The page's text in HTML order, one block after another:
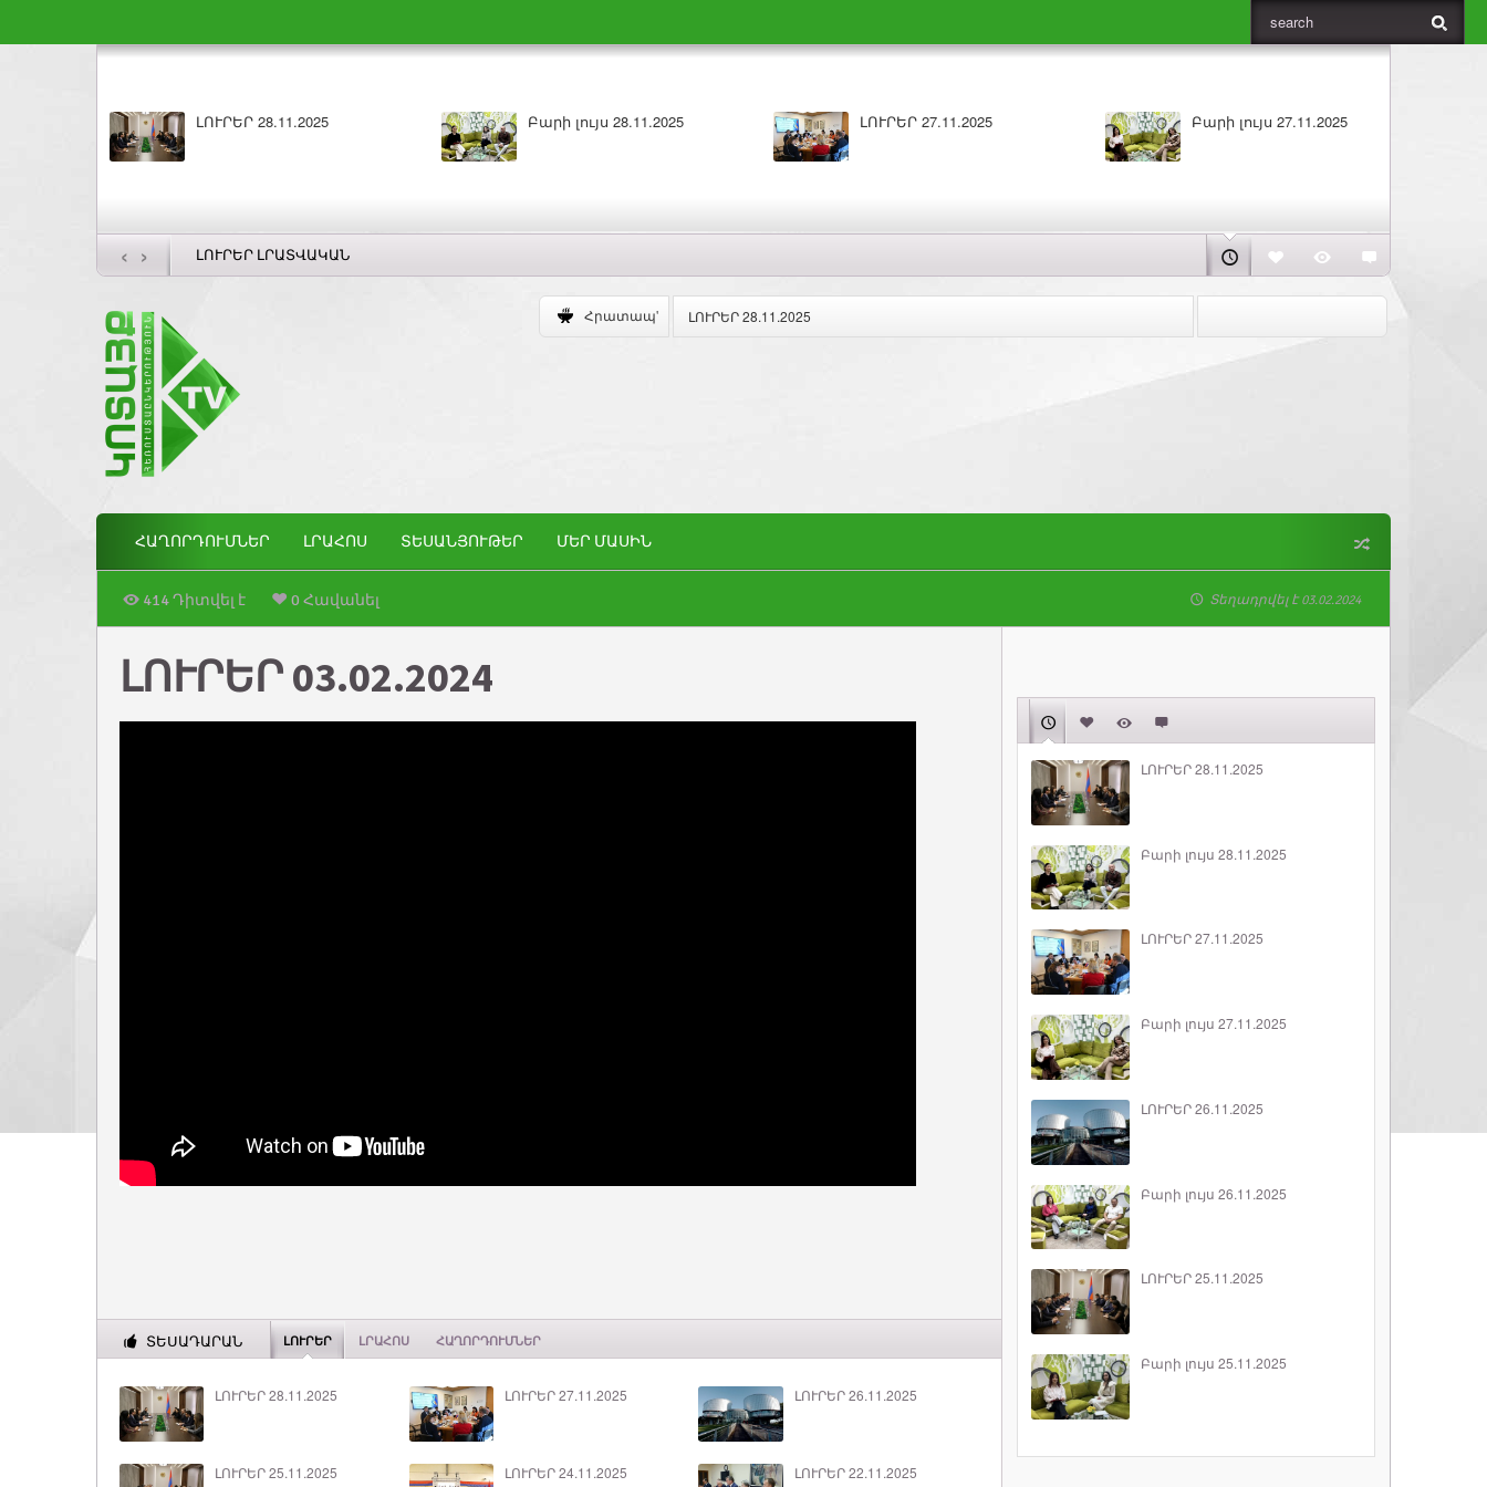
Բարի լույս 28.11.2025 ԼՈՒՐԵՐ 27.11.2025 Բարի լույս 27.11.2025 ԼՈՒՐԵՐ 26.11.2025
‹ › ԼՈՒՐԵՐ ԼՐԱՏՎԱԿԱՆ
Հրատապ' ԼՈՒՐԵՐ 28.11.2025
ՀԱՂՈՐԴՈՒՄՆԵՐ ԼՐԱՀՈՍ ՏԵՍԱՆՅՈՒԹԵՐ ՄԵՐ ՄԱՍԻՆ
414 Դիտվել է 0 Հավանել Տեղադրվել է 03.02.2024
ԼՈՒՐԵՐ 03.02.2024
ՏԵՍԱԴԱՐԱՆ ԼՈՒՐԵՐ ԼՐԱՀՈՍ ՀԱՂՈՐԴՈՒՄՆԵՐ
ԼՈՒՐԵՐ 28.11.2025 ԼՈՒՐԵՐ 27.11.2025 ԼՈՒՐԵՐ 26.11.2025
ԼՈՒՐԵՐ 25.11.2025 ԼՈՒՐԵՐ 24.11.2025 ԼՈՒՐԵՐ 22.11.2025
ԼՈՒՐԵՐ 28.11.2025
Բարի լույս 28.11.2025
ԼՈՒՐԵՐ 27.11.2025
Բարի լույս 27.11.2025
ԼՈՒՐԵՐ 26.11.2025
Բարի լույս 26.11.2025
ԼՈՒՐԵՐ 25.11.2025
Բարի լույս 25.11.2025